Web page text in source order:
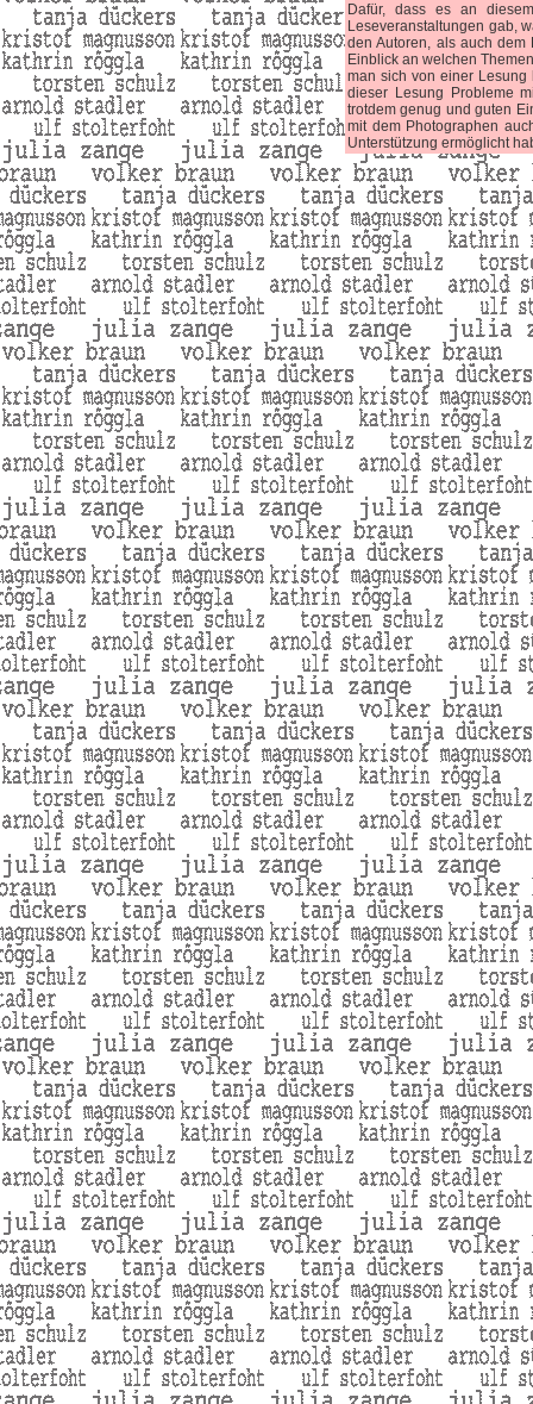
Dafür, dass es an
Leseveranstaltungen gab,
den Autoren, als auch
Einblick an welchen
man sich von einer Lesung
dieser Lesung Probleme
trotdem genug und guten
mit dem Photographen
Unterstützung ermöglicht